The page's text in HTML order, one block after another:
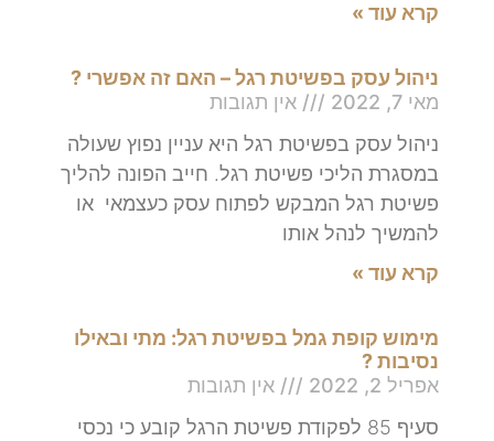
קרא עוד »
ניהול עסק בפשיטת רגל – האם זה אפשרי ?
מאי 7, 2022
אין תגובות
ניהול עסק בפשיטת רגל היא עניין נפוץ שעולה
במסגרת הליכי פשיטת רגל. חייב הפונה להליך
פשיטת רגל המבקש לפתוח עסק כעצמאי או
להמשיך לנהל אותו
קרא עוד »
מימוש קופת גמל בפשיטת רגל: מתי ובאילו
נסיבות ?
אפריל 2, 2022
אין תגובות
סעיף 85 לפקודת פשיטת הרגל קובע כי נכסי